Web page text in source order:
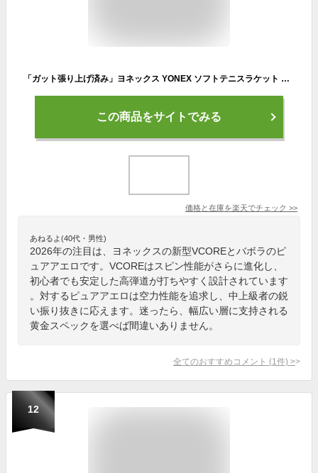
「ガット張り上げ済み」ヨネックス YONEX ソフトテニスラケット AIRIDE エアライド ARDG-2026 3月上旬発売予定※予約
この商品をサイトでみる
価格と在庫を楽天でチェック >>
あねるよ(40代・男性)
2026年の注目は、ヨネックスの新型VCOREとバボラのピ
ュアアエロです。VCOREはスピン性能がさらに進化し、
初心者でも安定した高弾道が打ちやすく設計されています
。対するピュアアエロは空力性能を追求し、中上級者の鋭
い振り抜きに応えます。迷ったら、幅広い層に支持される
黄金スペックを選べば間違いありません。
全てのおすすめコメント (1 件) >
12